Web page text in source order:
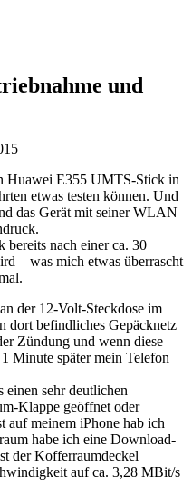
und
Huawei E355 UMTS-Stick in
etwas testen können. Und
das Gerät mit seiner WLAN
bereits nach einer ca. 30
– was mich etwas überrascht
der 12-Volt-Steckdose im
dort befindliches Gepäcknetz
Zündung und wenn diese
Minute später mein Telefon
einen sehr deutlichen
Klappe geöffnet oder
auf meinem iPhone hab ich
habe ich eine Download-
der Kofferraumdeckel
auf ca. 3,28 MBit/s